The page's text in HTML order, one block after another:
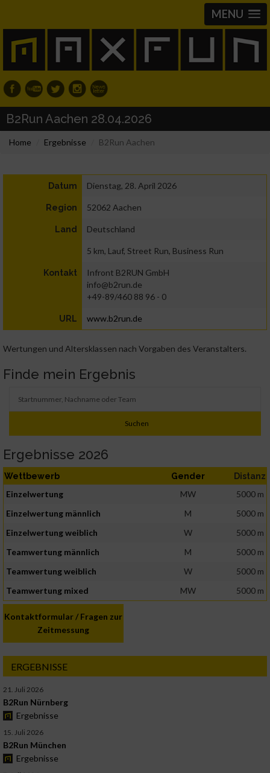
MENU
B2Run Aachen 28.04.2026
Home Ergebnisse B2Run Aachen
Datum Dienstag, 28. April 2026
Region 52062 Aachen
Land Deutschland
5 km, Lauf, Street Run, Business Run
Kontakt
Infront B2RUN GmbH
info@b2run.de
+49-89/460 88 96 - 0
URL www.b2run.de
Wertungen und Altersklassen nach Vorgaben des Veranstalters.
Finde mein Ergebnis
Ergebnisse 2026
Wettbewerb Gender Distanz
Einzelwertung MW
5000 m
Einzelwertung männlich
M
5000 m
Einzelwertung weiblich
W
5000 m
Teamwertung männlich
M
5000 m
Teamwertung weiblich
W
5000 m
Teamwertung mixed
MW 5000 m
Kontaktformular / Fragen zur
Zeitmessung
ERGEBNISSE
21. Juli 2026
B2Run Nürnberg
Ergebnisse
15. Juli 2026
B2Run München
Ergebnisse